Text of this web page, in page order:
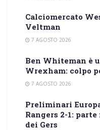
Calciomercato
Veltman
7 AGOSTO 2026
Ben Whiteman è
Wrexham: colpo
7 AGOSTO 2026
Preliminari
Rangers 2-1:
dei Gers